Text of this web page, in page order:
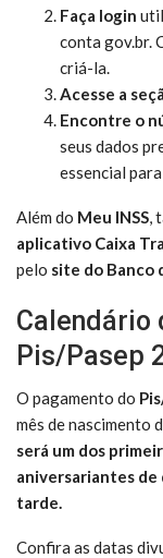
Faça login
conta gov.br.
criá-la.
Acesse a
Encontre o
seus dados
essencial
Além do Meu INSS,
aplicativo Caixa
pelo site do Banco
Calendário
Pis/Pasep
O pagamento do
mês de nascimento
será um dos
aniversariantes de
tarde.
Confira as datas